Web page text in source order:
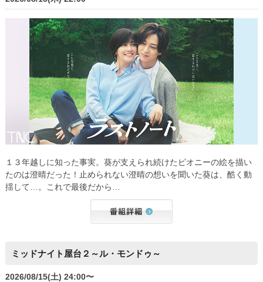
１３年越しに知った事実。葵が支えられ続けたピオニーの絵を描い
たのは澄晴だった！止められない澄晴の想いを聞いた葵は、酷く動
揺して…。これで最後だから…
ミッドナイト屋台２～ル・モンドゥ～
2026/08/15(土) 24:00〜